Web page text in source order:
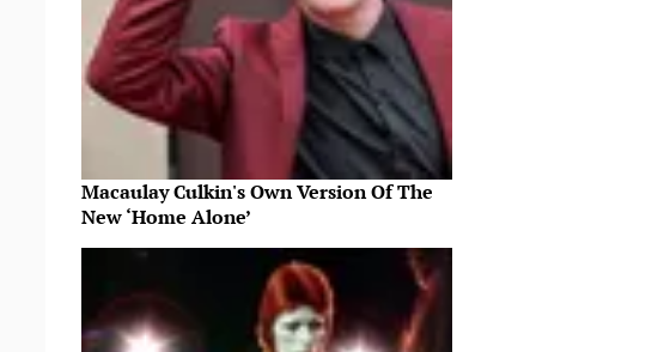
Macaulay Culkin's Own Version Of The
New ‘Home Alone’